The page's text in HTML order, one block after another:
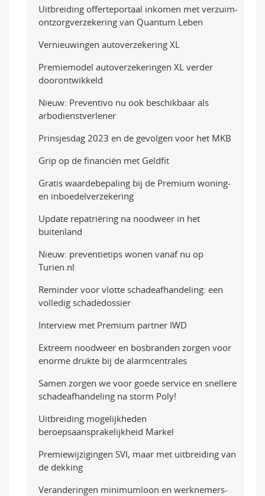
Uitbreiding offerteportaal inkomen met verzuim-
ontzorgverzekering van Quantum Leben
Vernieuwingen autoverzekering XL
Premiemodel autoverzekeringen XL verder
doorontwikkeld
Nieuw: Preventivo nu ook beschikbaar als
arbodienstverlener
Prinsjesdag 2023 en de gevolgen voor het MKB
Grip op de financiën met Geldfit
Gratis waardebepaling bij de Premium woning-
en inboedelverzekering
Update repatriëring na noodweer in het
buitenland
Nieuw: preventietips wonen vanaf nu op
Turien.nl
Reminder voor vlotte schadeafhandeling: een
volledig schadedossier
Interview met Premium partner IWD
Extreem noodweer en bosbranden zorgen voor
enorme drukte bij de alarmcentrales
Samen zorgen we voor goede service en snellere
schadeafhandeling na storm Poly!
Uitbreiding mogelijkheden
beroepsaansprakelijkheid Markel
Premiewijzigingen SVI, maar met uitbreiding van
de dekking
Veranderingen minimumloon en werknemers-